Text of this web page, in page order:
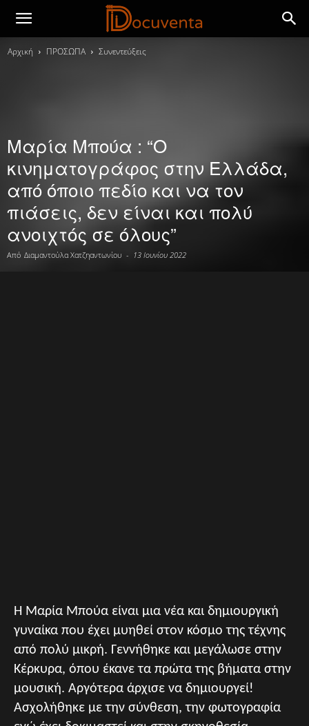
Αρχική ΠΡΟΣΩΠΑ Συνεντεύξεις
Μαρία Μπούα : “Ο
κινηματογράφος στην Ελλάδα,
από όποιο πεδίο και να τον
πιάσεις, δεν είναι και πολύ
ανοιχτός σε όλους”
Από Διαμαντούλα Χατζηαντωνίου - 13 Ιουνίου 2022
Η Μαρία Μπούα είναι μια νέα και δημιουργική
γυναίκα που έχει μυηθεί στον κόσμο της τέχνης
από πολύ μικρή. Γεννήθηκε και μεγάλωσε στην
Κέρκυρα, όπου έκανε τα πρώτα της βήματα στην
μουσική. Αργότερα άρχισε να δημιουργεί!
Ασχολήθηκε με την σύνθεση, την φωτογραφία